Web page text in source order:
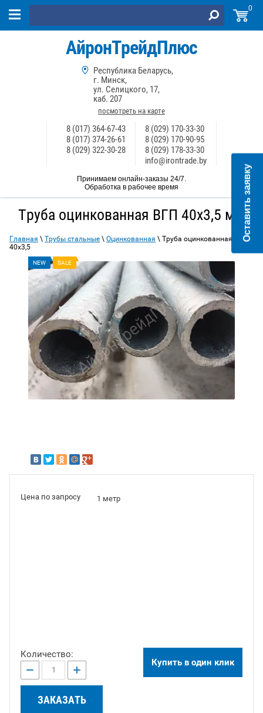
АйронТрейдПлюс
Принимаем онлайн-заказы 24/7.
Обработка в рабочее время
Оставить заявку
Республика Беларусь,
г. Минск,
ул. Селицкого, 17,
каб. 207
посмотреть на карте
8 (017) 364-67-43
8 (017) 374-26-61
8 (029) 322-30-28
8 (029) 170-33-30
8 (029) 170-90-95
8 (029) 178-33-30
info@irontrade.by
Труба оцинкованная ВГП 40х3,5 мм
Главная \ Трубы стальные \ Оцинкованная \ Труба оцинкованная ВГП
40х3,5
NEW SALE
Цена по запросу 1 метр
Количество:
− +
ЗАКАЗАТЬ
Купить в один клик
0